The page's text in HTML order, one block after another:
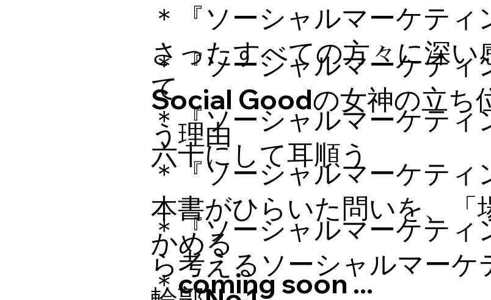
＊『ソーシャルマーケテ
さったすべての方々に深い
て
＊『ソーシャルマーケティ
Social Goodの女神の立ち
う理由
＊『ソーシャルマーケティ
六十にして耳順う
＊『ソーシャルマーケティ
本書がひらいた問いを、「
かめる
＊『ソーシャルマーケテ
ら考えるソーシャルマー
＊coming soon ...